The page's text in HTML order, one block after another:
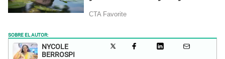
SOBRE EL AUTOR:
NYCOLE
BERROSPI